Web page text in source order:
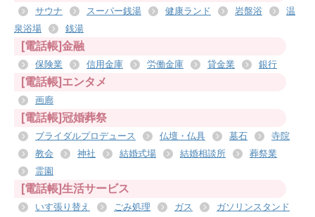
サウナ スーパー銭湯 健康ランド 岩盤浴
温
泉浴場
銭湯
[電話帳]金融
保険業 信用金庫 労働金庫 貸金業 銀行
[電話帳]エンタメ
画廊
[電話帳]冠婚葬祭
ブライダルプロデュース 仏壇・仏具 墓石
寺院
教会
神社 結婚式場 結婚相談所
葬祭業
霊園
[電話帳]生活サービス
いす張り替え ごみ処理 ガス
ガソリンスタンド